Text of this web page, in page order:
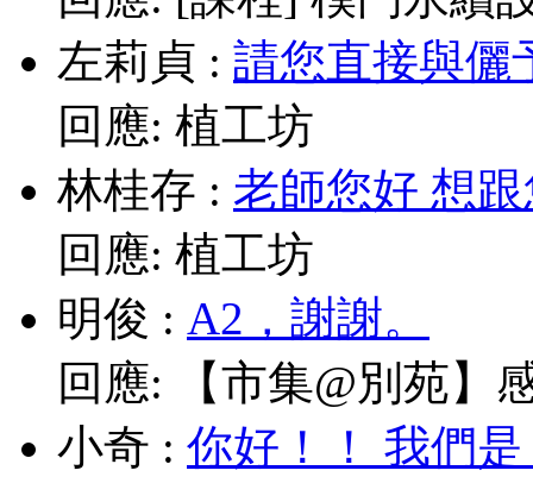
左莉貞 : 請您直接與儷
回應: 植工坊
林桂存 : 老師您好 想
回應: 植工坊
明俊 : A2，謝謝。
回應:
【市集@別苑】
小奇 : 你好！！ 我們